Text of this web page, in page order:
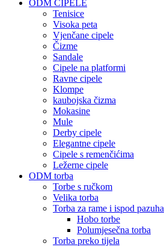
ODM CIPELE
Tenisice
Visoka peta
Vjenčane cipele
Čizme
Sandale
Cipele na platformi
Ravne cipele
Klompe
kaubojska čizma
Mokasine
Mule
Derby cipele
Elegantne cipele
Cipele s remenčićima
Ležerne cipele
ODM torba
Torbe s ručkom
Velika torba
Torba za rame i ispod pazuha
Hobo torbe
Polumjesečna torba
Torba preko tijela